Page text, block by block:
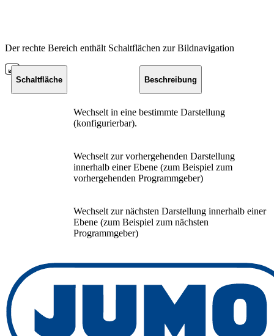
Der rechte Bereich enthält Schaltflächen zur Bildnavigation
Schaltfläche Beschreibung
Wechselt in eine bestimmte Darstellung
(konfigurierbar).
Wechselt zur vorhergehenden Darstellung
innerhalb einer Ebene (zum Beispiel zum
vorhergehenden Programmgeber)
Wechselt zur nächsten Darstellung innerhalb einer
Ebene (zum Beispiel zum nächsten
Programmgeber)